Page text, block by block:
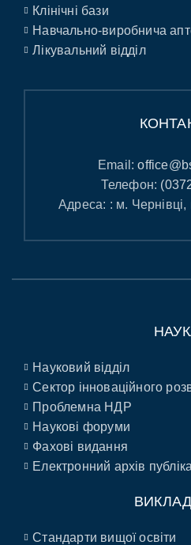
Клінічні бази
Навчально-виробнича
Лікувальний відділ
Email:
Телефон:
Адреса: : м.
Науковий відділ
Сектор інноваційного
Проблемна НДР
Наукові форуми
Фахові видання
Електронний архів
Стандарти вищої освіти